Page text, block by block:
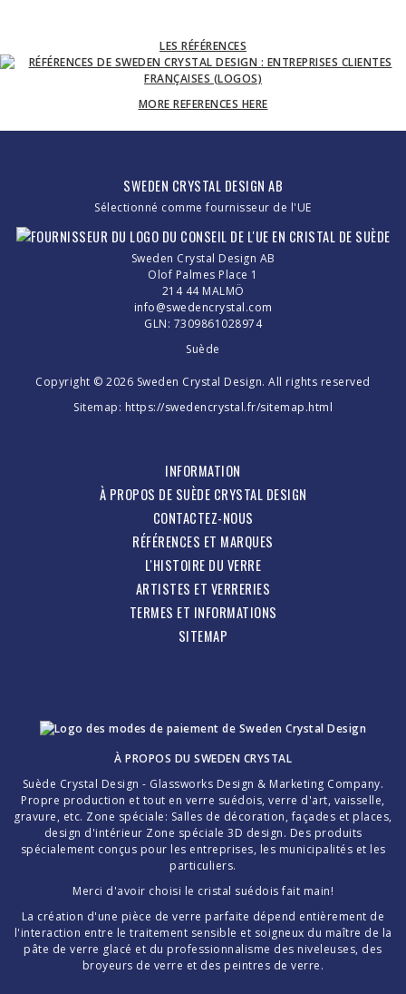
LES RÉFÉRENCES
MORE REFERENCES HERE
SWEDEN CRYSTAL DESIGN AB
Sélectionné comme fournisseur de l'UE
Sweden Crystal Design AB
Olof Palmes Place 1
214 44 MALMÖ
info@swedencrystal.com
GLN: 7309861028974
Suède
Copyright © 2026 Sweden Crystal Design. All rights reserved
Sitemap: https://swedencrystal.fr/sitemap.html
INFORMATION
À PROPOS DE SUÈDE CRYSTAL DESIGN
CONTACTEZ-NOUS
RÉFÉRENCES ET MARQUES
L'HISTOIRE DU VERRE
ARTISTES ET VERRERIES
TERMES ET INFORMATIONS
SITEMAP
À PROPOS DU SWEDEN CRYSTAL
Suède Crystal Design - Glassworks Design & Marketing Company.
Propre production et tout en verre suédois, verre d'art, vaisselle,
gravure, etc. Zone spéciale: Salles de décoration, façades et places,
design d'intérieur Zone spéciale 3D design. Des produits
spécialement conçus pour les entreprises, les municipalités et les
particuliers.
Merci d'avoir choisi le cristal suédois fait main!
La création d'une pièce de verre parfaite dépend entièrement de
l'interaction entre le traitement sensible et soigneux du maître de la
pâte de verre glacé et du professionnalisme des niveleuses, des
broyeurs de verre et des peintres de verre.